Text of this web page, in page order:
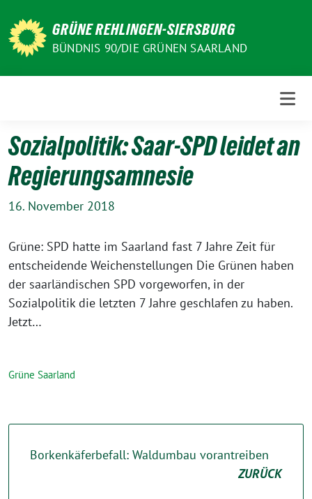
zum
Inhalt
GRÜNE REHLINGEN-SIERSBURG
BÜNDNIS 90/DIE GRÜNEN SAARLAND
Sozialpolitik: Saar-SPD leidet an
Regierungsamnesie
16. November 2018
Grüne: SPD hatte im Saarland fast 7 Jahre Zeit für
entscheidende Weichenstellungen Die Grünen haben
der saarländischen SPD vorgeworfen, in der
Sozialpolitik die letzten 7 Jahre geschlafen zu haben.
Jetzt…
Grüne Saarland
Borkenkäferbefall: Waldumbau vorantreiben
ZURÜCK